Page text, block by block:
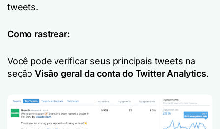
tweets.
Como rastrear:
Você pode verificar seus principais tweets na
seção Visão geral da conta do Twitter Analytics.